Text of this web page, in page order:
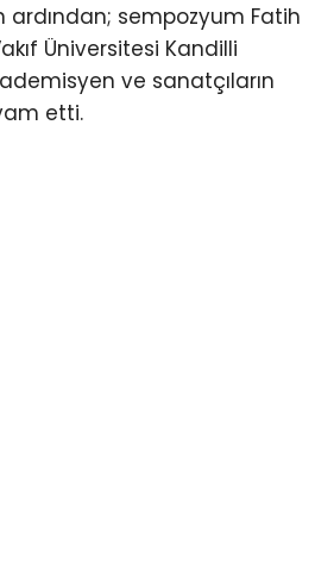
sempozyum Fatih
Üniversitesi Kandilli
ve sanatçıların
etti.